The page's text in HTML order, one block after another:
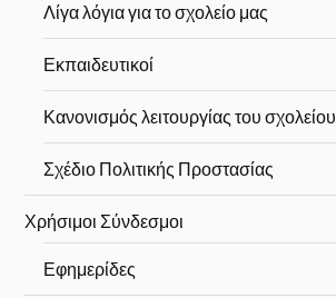
Λίγα λόγια για το σχολείο μας
Εκπαιδευτικοί
Κανονισμός λειτουργίας του σχολείου
Σχέδιο Πολιτικής Προστασίας
Χρήσιμοι Σύνδεσμοι
Εφημερίδες